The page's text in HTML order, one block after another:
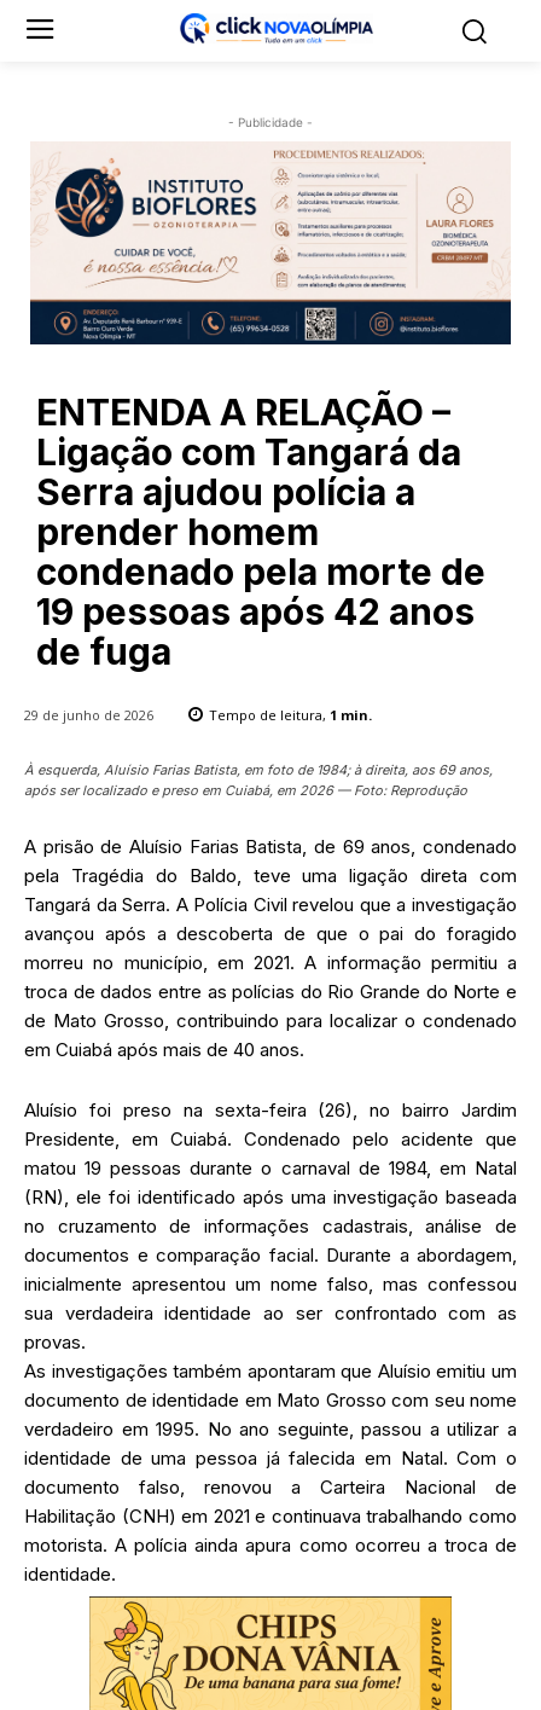
- Publicidade -
ENTENDA A RELAÇÃO –
Ligação com Tangará da
Serra ajudou polícia a
prender homem
condenado pela morte de
19 pessoas após 42 anos
de fuga
29 de junho de 2026 Tempo de leitura, 1 min.
À esquerda, Aluísio Farias Batista, em foto de 1984; à direita, aos 69 anos,
após ser localizado e preso em Cuiabá, em 2026 — Foto: Reprodução
A prisão de Aluísio Farias Batista, de 69 anos, condenado
pela Tragédia do Baldo, teve uma ligação direta com
Tangará da Serra. A Polícia Civil revelou que a investigação
avançou após a descoberta de que o pai do foragido
morreu no município, em 2021. A informação permitiu a
troca de dados entre as polícias do Rio Grande do Norte e
de Mato Grosso, contribuindo para localizar o condenado
em Cuiabá após mais de 40 anos.
Aluísio foi preso na sexta-feira (26), no bairro Jardim
Presidente, em Cuiabá. Condenado pelo acidente que
matou 19 pessoas durante o carnaval de 1984, em Natal
(RN), ele foi identificado após uma investigação baseada
no cruzamento de informações cadastrais, análise de
documentos e comparação facial. Durante a abordagem,
inicialmente apresentou um nome falso, mas confessou
sua verdadeira identidade ao ser confrontado com as
provas.
As investigações também apontaram que Aluísio emitiu um
documento de identidade em Mato Grosso com seu nome
verdadeiro em 1995. No ano seguinte, passou a utilizar a
identidade de uma pessoa já falecida em Natal. Com o
documento falso, renovou a Carteira Nacional de
Habilitação (CNH) em 2021 e continuava trabalhando como
motorista. A polícia ainda apura como ocorreu a troca de
identidade.